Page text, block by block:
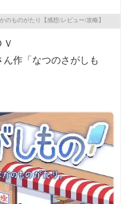
Ｖ
ん作「なつのさがしも